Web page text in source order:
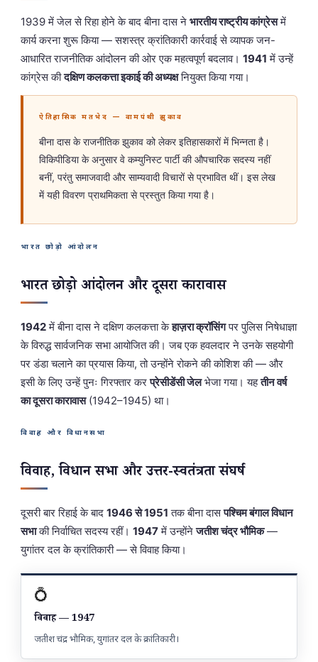
1939 में जेल से रिहा होने के बाद बीना दास ने भारतीय राष्ट्रीय कांग्रेसमें
कार्य करना शुरू किया — सशस्त्र क्रांतिकारी कार्रवाई से व्यापक जन-
आधारित राजनीतिक आंदोलन की ओर एक महत्वपूर्ण बदलाव। 1941 में उन्हें
कांग्रेस कीदक्षिण कलकत्ता इकाई की अध्यक्षनियुक्त किया गया।
ऐतिहासिक मतभेद — वामपंथी झुकाव
बीना दास के राजनीतिक झुकाव को लेकर इतिहासकारों में भिन्नता है।
विकिपीडिया के अनुसार वे कम्युनिस्ट पार्टी की औपचारिक सदस्य नहीं
बनीं, परंतु समाजवादी और साम्यवादी विचारों से प्रभावित थीं। इस लेख
में यही विवरण प्राथमिकता से प्रस्तुत किया गया है।
भारत छोड़ो आंदोलन
भारत छोड़ो आंदोलन और दूसरा कारावास
1942में बीना दास ने दक्षिण कलकत्ता केहाज़रा क्रॉसिंगपर पुलिस निषेधाज्ञा
के विरुद्ध सार्वजनिक सभा आयोजित की। जब एक हवलदार ने उनके सहयोगी
पर डंडा चलाने का प्रयास किया, तो उन्होंने रोकने की कोशिश की — और
इसी के लिए उन्हें पुनः गिरफ्तार करप्रेसीडेंसी जेलभेजा गया। यहतीन वर्ष
का दूसरा कारावास(1942–1945) था।
विवाह और विधानसभा
विवाह, विधान सभा और उत्तर-स्वतंत्रता संघर्ष
दूसरी बार रिहाई के बाद 1946 से 1951 तक बीना दासपश्चिम बंगाल विधान
सभाकी निर्वाचित सदस्य रहीं। 1947में उन्होंनेजतीश चंद्र भौमिक—
युगांतर दल के क्रांतिकारी — से विवाह किया।
💍
विवाह — 1947
जतीश चंद्र भौमिक, युगांतर दल के क्रांतिकारी।